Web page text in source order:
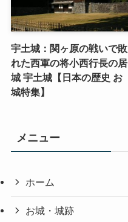
宇土城：関ヶ原の戦いで敗
れた西軍の将小西行長の居
城 宇土城【日本の歴史 お
城特集】
メニュー
ホーム
お城・城跡